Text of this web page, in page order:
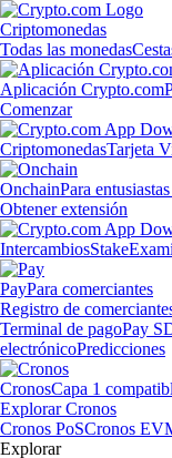
Criptomonedas
Todas las monedas
Aplicación Crypto.com
Comenzar
CriptomonedasTarjeta
OnchainPara
Obtener extensión
IntercambiosStake
PayPara comerciantes
Registro de
Terminal de pagoPay
electrónicoPredicciones
CronosCapa 1
Explorar Cronos
Cronos PoSCronos
Explorar